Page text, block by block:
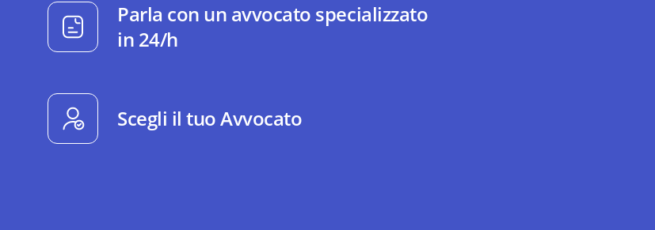
Parla con un avvocato specializzato
in 24/h
Scegli il tuo Avvocato